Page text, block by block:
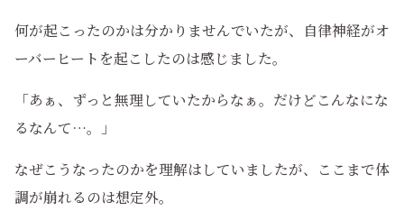
何が起こったのかは分かりませんでいたが、自律神経がオ
ーバーヒートを起こしたのは感じました。
「あぁ、ずっと無理していたからなぁ。だけどこんなにな
るなんて…。」
なぜこうなったのかを理解はしていましたが、ここまで体
調が崩れるのは想定外。